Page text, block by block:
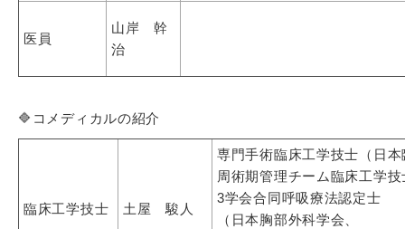
医員
山岸 幹
治
🔷コメディカルの紹介
臨床工学技士 土屋 駿人
専門手術臨床工学技士（日
周術期管理チーム臨床工
3学会合同呼吸療法認定士
（日本胸部外科学会、